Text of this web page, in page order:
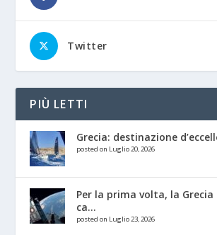
Twitter
PIÙ LETTI
Grecia: destinazione
posted on Luglio 20, 2026
Per la prima volta, la Grecia
ca...
posted on Luglio 23, 2026